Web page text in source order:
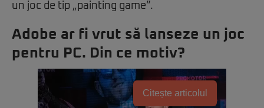
un joc de tip „painting game”.
Adobe ar fi vrut să lanseze un joc
pentru PC. Din ce motiv?
Citește articolul